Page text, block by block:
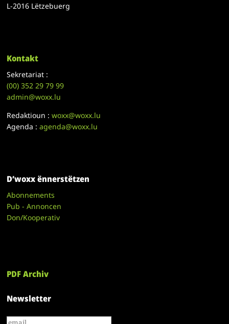
L-2016 Lëtzebuerg
Kontakt
Sekretariat :
(00)352 29 79 99
admin@woxx.lu
Redaktioun :woxx@woxx.lu
Agenda :agenda@woxx.lu
D’woxx ënnerstëtzen
Abonnements
Pub - Annoncen
Don/Kooperativ
PDF Archiv
Newsletter